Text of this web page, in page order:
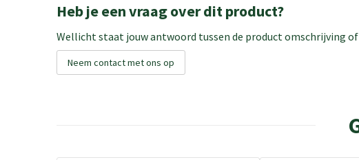
Heb je een vraag over dit product?
Wellicht staat jouw antwoord tussen de product omschrijving
Neem contact met ons op